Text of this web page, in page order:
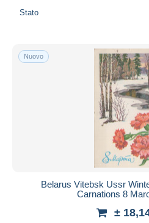
Stato
Nuovo
Belarus Vitebsk Ussr
Carnations 8
±